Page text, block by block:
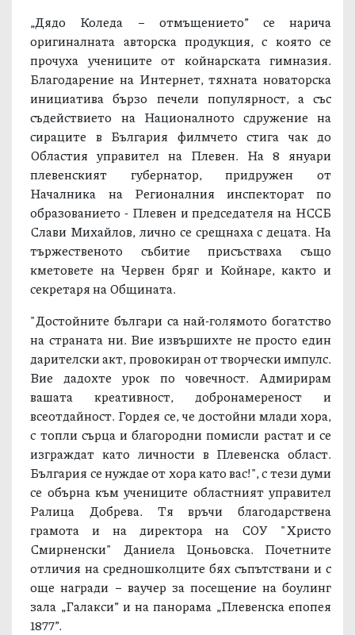
„Дядо Коледа – отмъщението” се нарича
оригиналната авторска продукция, с която се
прочуха учениците от койнарската гимназия.
Благодарение на Интернет, тяхната новаторска
инициатива бързо печели популярност, а със
съдействието на Националното сдружение на
сираците в България филмчето стига чак до
Областия управител на Плевен. На 8 януари
плевенският губернатор, придружен от
Началника на Регионалния инспекторат по
образованието - Плевен и председателя на НССБ
Слави Михайлов, лично се срещнаха с децата. На
тържественото събитие присъстваха също
кметовете на Червен бряг и Койнаре, както и
секретаря на Общината.
"Достойните българи са най-голямото богатство
на страната ни. Вие извършихте не просто един
дарителски акт, провокиран от творчески импулс.
Вие дадохте урок по човечност. Адмирирам
вашата креативност, добронамереност и
всеотдайност. Гордея се, че достойни млади хора,
с топли сърца и благородни помисли растат и се
изграждат като личности в Плевенска област.
България се нуждае от хора като вас!", с тези думи
се обърна към учениците областният управител
Ралица Добрева. Тя връчи благодарствена
грамота и на директора на СОУ "Христо
Смирненски" Даниела Цоньовска. Почетните
отличия на средношколците бях съпътствани и с
още награди – ваучер за посещение на боулинг
зала „Галакси” и на панорама „Плевенска епопея
1877”.